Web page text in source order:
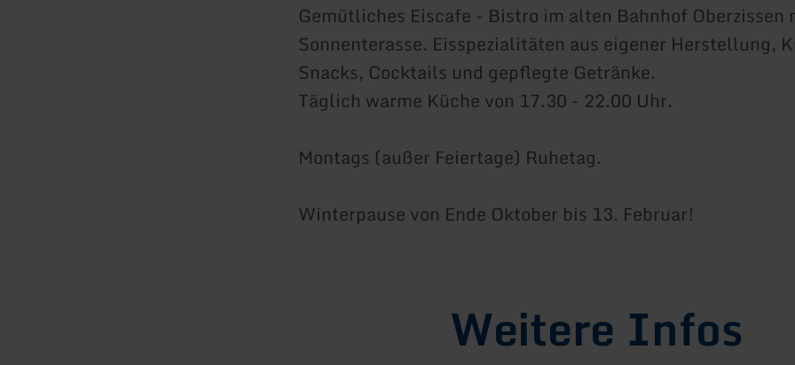
Gemütliches Eiscafe - Bistro im alten Bahnhof Oberzissen
Sonnenterasse. Eisspezialitäten aus eigener Herstellung,
Snacks, Cocktails und gepflegte Getränke.
Täglich warme Küche von 17.30 - 22.00 Uhr.
Montags (außer Feiertage) Ruhetag.
Winterpause von Ende Oktober bis 13. Februar!
Weitere Infos